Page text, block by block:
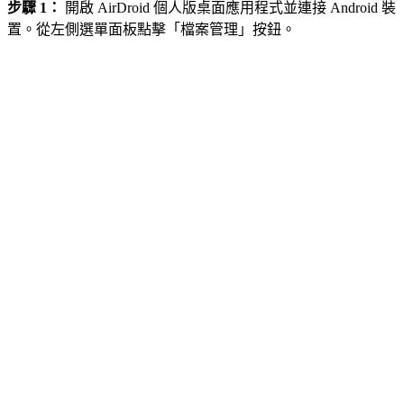
步驟 1：
開啟 AirDroid 個人版桌面應用程式並連接 Android 裝
置。從左側選單面板點擊「檔案管理」按鈕。